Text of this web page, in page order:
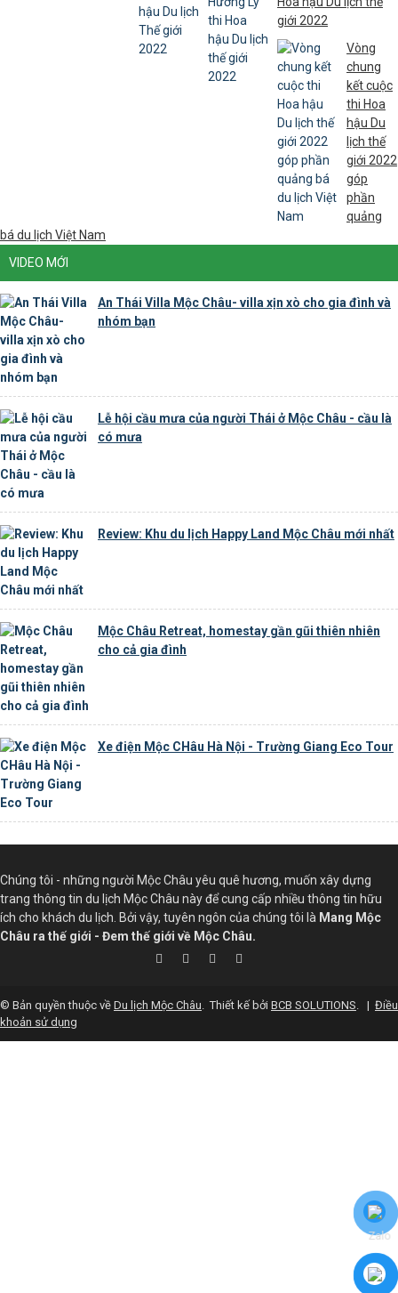
giới 2022
Vòng
chung
kết cuộc
thi Hoa
hậu Du
lịch thế
giới 2022
góp
phần
quảng
bá du lịch Việt Nam
VIDEO MỚI
An Thái Villa Mộc Châu- villa xịn xò cho gia đình và
nhóm bạn
Lễ hội cầu mưa của người Thái ở Mộc Châu - cầu là
có mưa
Review: Khu du lịch Happy Land Mộc Châu mới nhất
Mộc Châu Retreat, homestay gần gũi thiên nhiên
cho cả gia đình
Xe điện Mộc CHâu Hà Nội - Trường Giang Eco Tour
Chúng tôi - những người Mộc Châu yêu quê hương, muốn xây dựng
trang thông tin du lịch Mộc Châu này để cung cấp nhiều thông tin hữu
ích cho khách du lịch. Bởi vậy, tuyên ngôn của chúng tôi là Mang Mộc
Châu ra thế giới - Đem thế giới về Mộc Châu.
© Bản quyền thuộc về Du lịch Mộc Châu.Thiết kế bởi BCB SOLUTIONS. | Điều
khoản sử dụng